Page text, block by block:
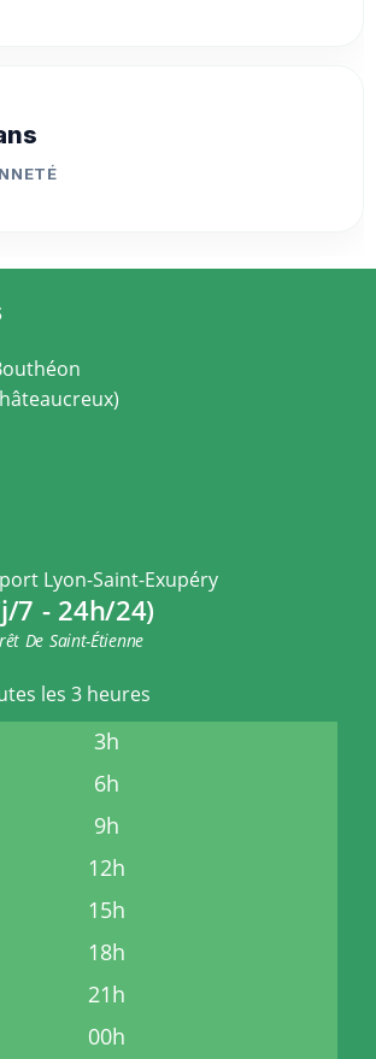
Lyon-Saint-Exupéry
7 - 24h/24)
De Saint-Étienne
les 3 heures
3h
6h
9h
12h
15h
18h
21h
00h